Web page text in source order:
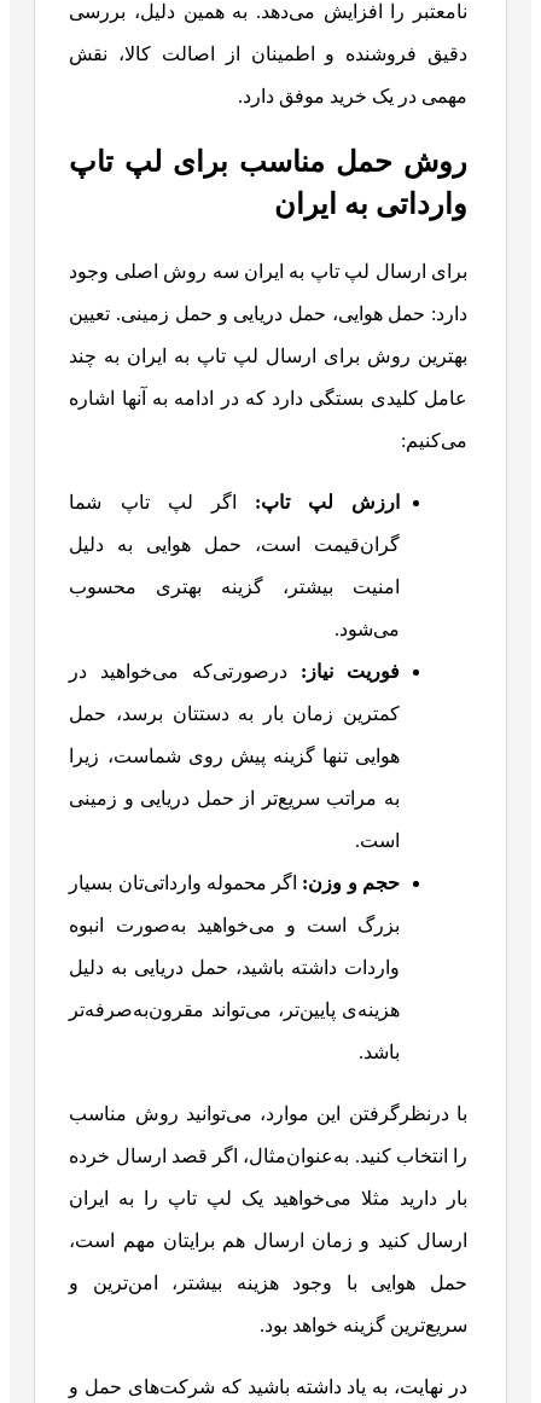
نامعتبر را افزایش می‌دهد. به همین دلیل، بررسی
دقیق فروشنده و اطمینان از اصالت کالا، نقش
مهمی در یک خرید موفق دارد.
روش حمل مناسب برای لپ تاپ
وارداتی به ایران
برای ارسال لپ تاپ به ایران سه روش اصلی وجود
دارد: حمل هوایی، حمل دریایی و حمل زمینی. تعیین
بهترین روش برای ارسال لپ تاپ به ایران به چند
عامل کلیدی بستگی دارد که در ادامه به آنها اشاره
می‌کنیم:
ارزش لپ تاپ: اگر لپ تاپ شما
گران‌قیمت است، حمل هوایی به دلیل
امنیت بیشتر، گزینه بهتری محسوب
می‌شود.
فوریت نیاز : درصورتی‌که می‌خواهید در
کمترین زمان بار به دستتان برسد، حمل
هوایی تنها گزینه پیش روی شماست، زیرا
به مراتب سریع‌تر از حمل دریایی و زمینی
است.
حجم و وزن: اگر محموله وارداتی‌تان بسیار
بزرگ است و می‌خواهید به‌صورت انبوه
واردات داشته باشید، حمل دریایی به دلیل
هزینه‌ی پایین‌تر، می‌تواند مقرون‌به‌صرفه‌تر
باشد.
با درنظرگرفتن این موارد، می‌توانید روش مناسب
را انتخاب کنید. به‌عنوان‌مثال، اگر قصد ارسال خرده
بار دارید مثلا می‌خواهید یک لپ تاپ را به ایران
ارسال کنید و زمان ارسال هم برایتان مهم است،
حمل هوایی با وجود هزینه بیشتر، امن‌ترین و
سریع‌ترین گزینه خواهد بود.
در نهایت، به یاد داشته باشید که شرکت‌های حمل و